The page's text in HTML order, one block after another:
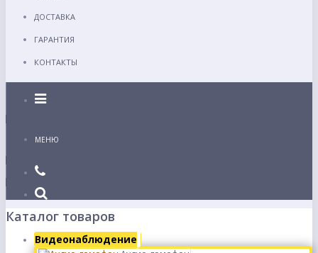
ДОСТАВКА
ГАРАНТИЯ
КОНТАКТЫ
Каталог
МЕНЮ
Каталог товаров
Видеонаблюдение